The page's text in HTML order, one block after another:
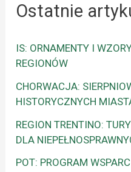
Ostatnie
IS: ORNAMENTY I
REGIONÓW
CHORWACJA:
HISTORYCZNYCH
REGION TRENTINO:
DLA
POT: PROGRAM